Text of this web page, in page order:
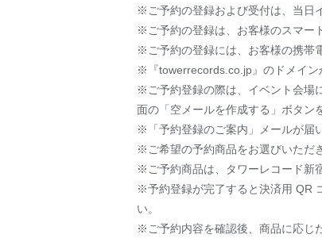
※ご予約の登録および受付は、当日
※ご予約の登録は、お客様のスマー
※ご予約の登録には、お客様の携帯
※『towerrecords.co.jp』のドメイン
※ご予約登録の際は、イベント会場
面の「空メールを作成する」ボタン
※「予約登録のご案内」メールが届
※ご希望の予約商品をお選びいただ
※ご予約商品は、タワーレコード新
※予約登録が完了すると決済用 QR
い。
※ご予約内容を確認後、商品に応じ